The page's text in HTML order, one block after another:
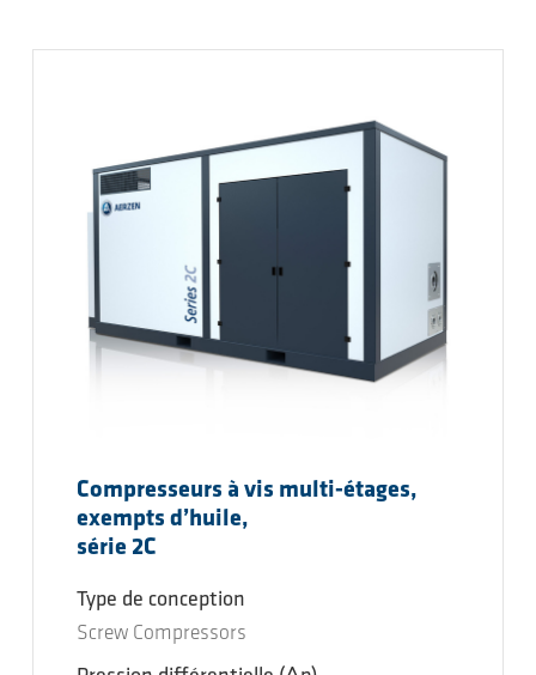
Compresseurs à vis multi-étages,
exempts d’huile,
série 2C
Type de conception
Screw Compressors